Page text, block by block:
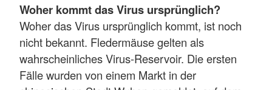
Woher kommt das Virus ursprünglich?
Woher das Virus ursprünglich kommt, ist noch
nicht bekannt. Fledermäuse gelten als
wahrscheinliches Virus-Reservoir. Die ersten
Fälle wurden von einem Markt in der